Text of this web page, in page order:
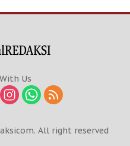
Us
All right reserved